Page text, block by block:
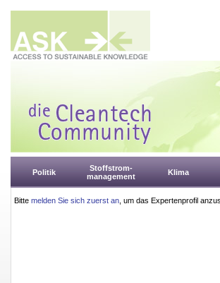
Politik
Stoffstrom-
management
Klima
Bitte melden Sie sich zuerst an , um das Expertenprofil